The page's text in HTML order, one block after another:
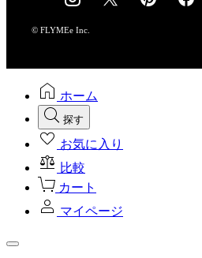
採用情報
© FLYMEe Inc.
ホーム
探す
お気に入り
比較
カート
マイページ